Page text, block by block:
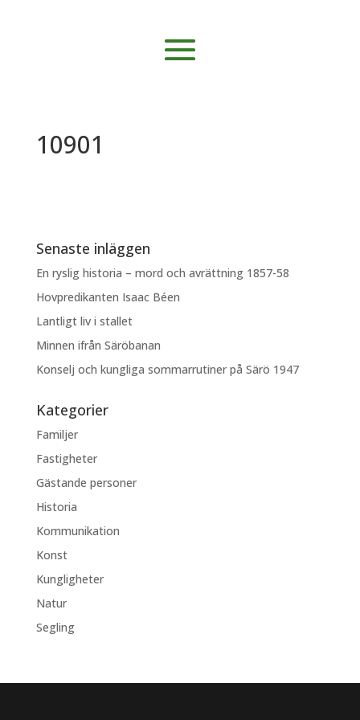
10901
Senaste inläggen
En ryslig historia – mord och avrättning 1857-58
Hovpredikanten Isaac Béen
Lantligt liv i stallet
Minnen ifrån Säröbanan
Konselj och kungliga sommarrutiner på Särö 1947
Kategorier
Familjer
Fastigheter
Gästande personer
Historia
Kommunikation
Konst
Kungligheter
Natur
Segling